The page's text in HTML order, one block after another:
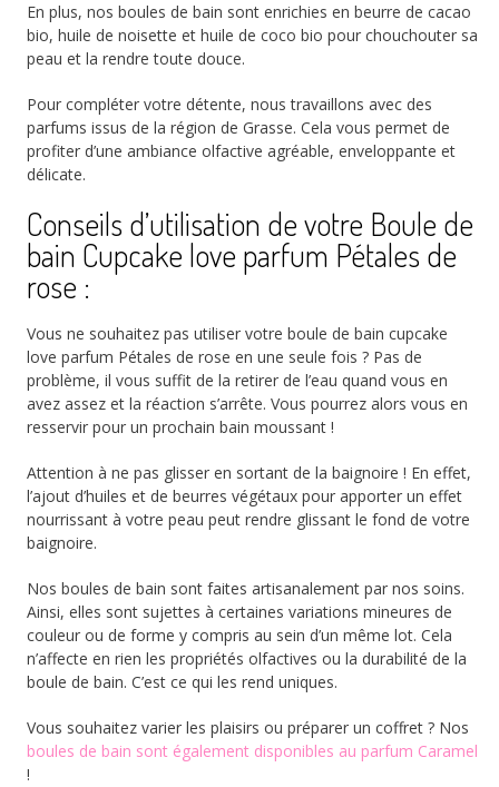
En plus, nos boules de bain sont enrichies en beurre de cacao
bio, huile de noisette et huile de coco bio pour chouchouter sa
peau et la rendre toute douce.
Pour compléter votre détente, nous travaillons avec des
parfums issus de la région de Grasse. Cela vous permet de
profiter d’une ambiance olfactive agréable, enveloppante et
délicate.
Conseils d’utilisation de votre Boule de
bain Cupcake love parfum Pétales de
rose :
Vous ne souhaitez pas utiliser votre boule de bain cupcake
love parfum Pétales de rose en une seule fois ? Pas de
problème, il vous suffit de la retirer de l’eau quand vous en
avez assez et la réaction s’arrête. Vous pourrez alors vous en
resservir pour un prochain bain moussant !
Attention à ne pas glisser en sortant de la baignoire ! En effet,
l’ajout d’huiles et de beurres végétaux pour apporter un effet
nourrissant à votre peau peut rendre glissant le fond de votre
baignoire.
Nos boules de bain sont faites artisanalement par nos soins.
Ainsi, elles sont sujettes à certaines variations mineures de
couleur ou de forme y compris au sein d’un même lot. Cela
n’affecte en rien les propriétés olfactives ou la durabilité de la
boule de bain. C’est ce qui les rend uniques.
Vous souhaitez varier les plaisirs ou préparer un coffret ? Nos
boules de bain sont également disponibles au parfum Caramel
!